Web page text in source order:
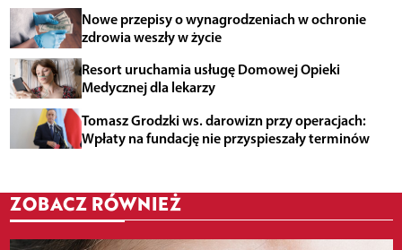
Nowe przepisy o wynagrodzeniach w ochronie
zdrowia weszły w życie
Resort uruchamia usługę Domowej Opieki
Medycznej dla lekarzy
Tomasz Grodzki ws. darowizn przy operacjach:
Wpłaty na fundację nie przyspieszały terminów
ZOBACZ RÓWNIEŻ